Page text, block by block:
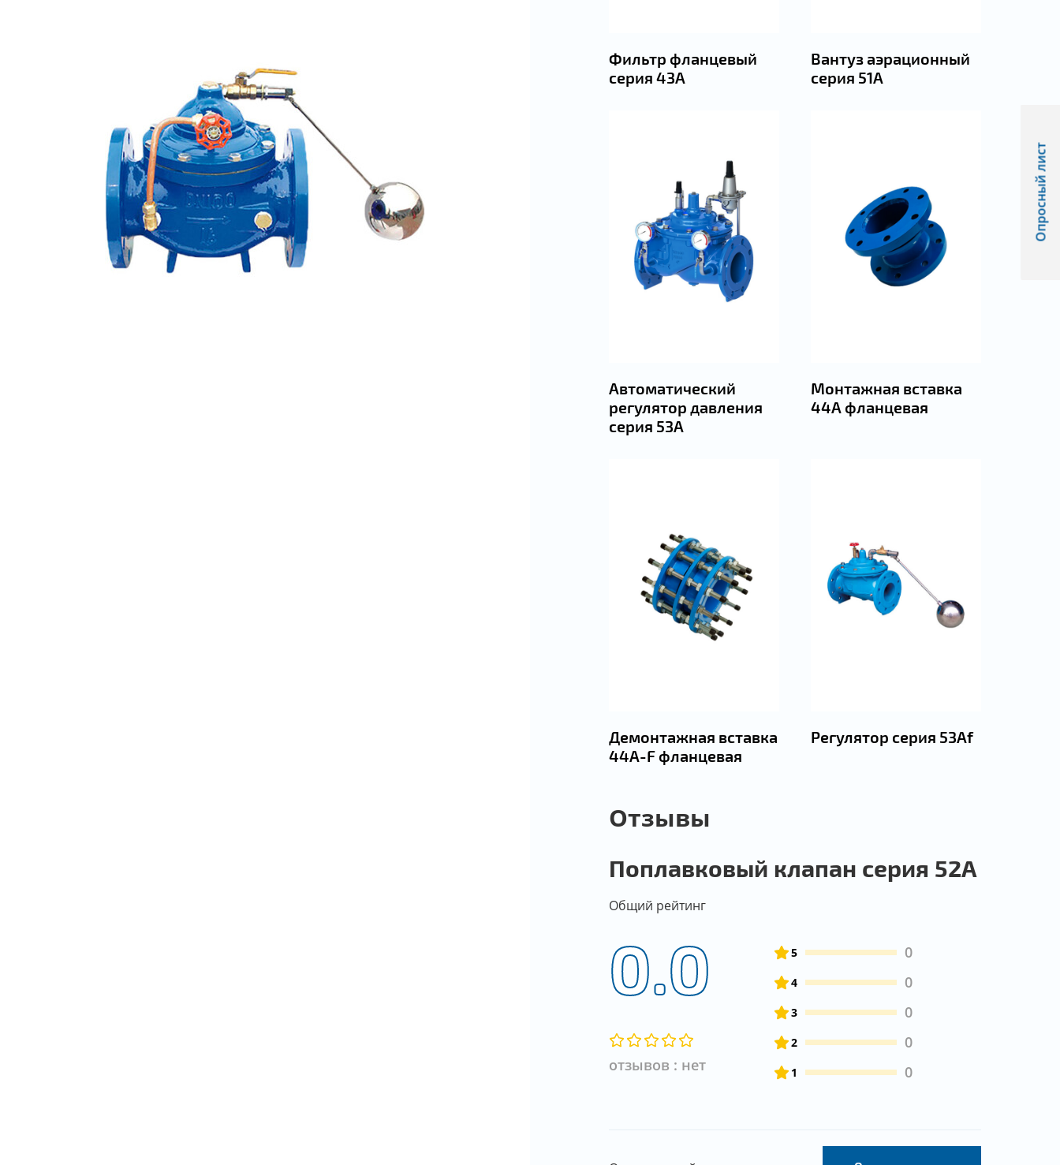
Фильтр фланцевый
серия 43А
Вантуз аэрационный
серия 51А
Автоматический
регулятор давления
серия 53А
Монтажная вставка
44А фланцевая
Демонтажная вставка
44А-F фланцевая
Регулятор серия 53Аf
Отзывы
Поплавковый клапан серия 52А
Общий рейтинг
0.0
отзывов : нет
5 0
4 0
3 0
2 0
1 0
Опросный лист